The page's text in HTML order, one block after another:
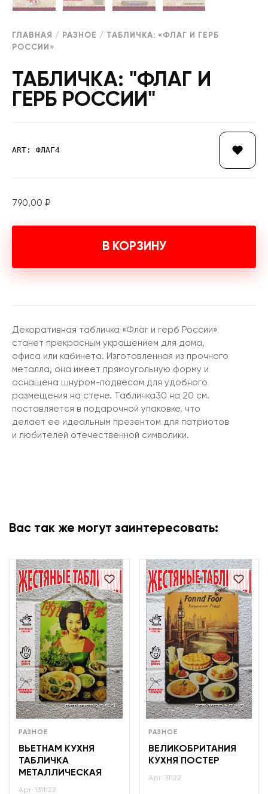
ГЛАВНАЯ / РАЗНОЕ / ТАБЛИЧКА: «ФЛАГ И ГЕРБ
РОССИИ»
ТАБЛИЧКА: "ФЛАГ И
ГЕРБ РОССИИ"
ART: ФЛАГ4
790,00 ₽
В КОРЗИНУ
Декоративная табличка «Флаг и герб России»
станет прекрасным украшением для дома,
офиса или кабинета. Изготовленная из прочного
металла, она имеет прямоугольную форму и
оснащена шнуром-подвесом для удобного
размещения на стене. Табличка30 на 20 см.
поставляется в подарочной упаковке, что
делает ее идеальным презентом для патриотов
и любителей отечественной символики.
Вас так же могут заинтересовать:
РАЗНОЕ
ВЬЕТНАМ КУХНЯ
ТАБЛИЧКА
МЕТАЛЛИЧЕСКАЯ
Арт: 1311122
РАЗНОЕ
ВЕЛИКОБРИТАНИЯ
КУХНЯ ПОСТЕР
Арт: 31122